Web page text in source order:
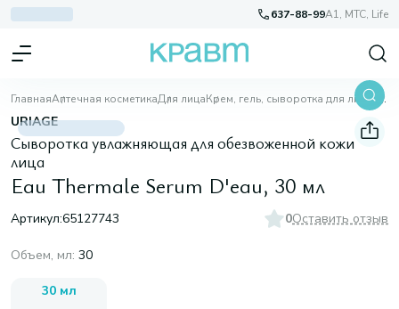
637-88-99A1, МТС, Life
ГлавнаяАптечная косметикаДля лицаКрем, гель, сыворотка для лица Eau Thermale Serum D'eau, 30 мл
URIAGE
Сыворотка увлажняющая для обезвоженной кожи
лица
Eau Thermale Serum D'eau, 30 мл
Артикул:65127743 0Оставить отзыв
Объем, мл: 30
30 мл